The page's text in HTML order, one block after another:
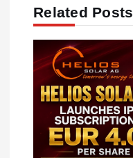
g
a
Related Posts